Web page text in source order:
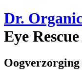
Dr.
Eye